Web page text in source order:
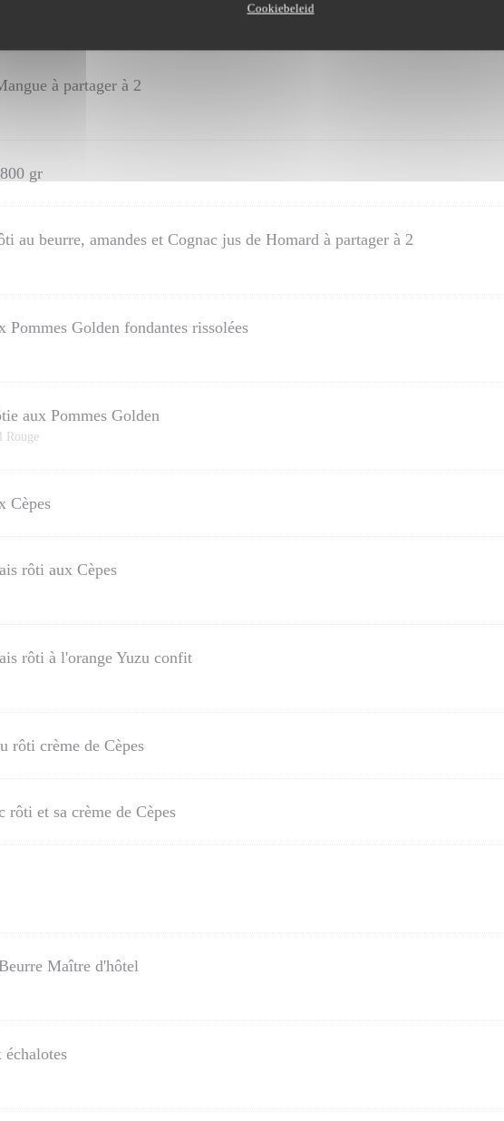
Cookiebeleid
poêlées aux Cèpes sautés persillés
à partager à 2
gr
au beurre, amandes et Cognac jus de Homard à partager à 2
Pommes Golden fondantes rissolées
aux Pommes Golden
Rouge
Cèpes
rôti aux Cèpes
rôti à l'orange Yuzu confit
rôti crème de Cèpes
et sa crème de Cèpes
Maître d'hôtel
échalotes